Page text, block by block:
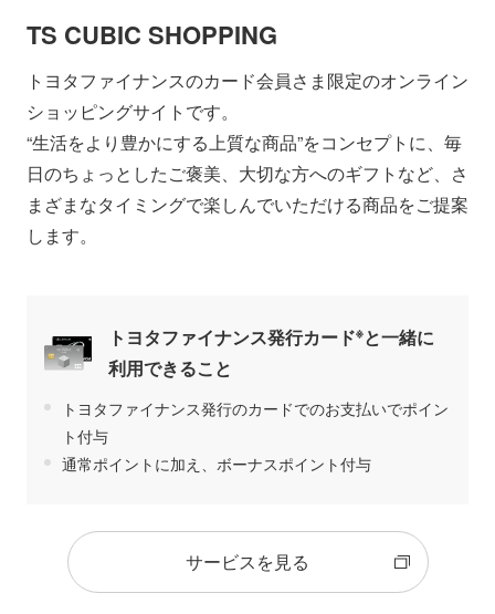
TS CUBIC SHOPPING
トヨタファイナンスのカード会員さま限定のオンライン
ショッピングサイトです。
“生活をより豊かにする上質な商品”をコンセプトに、毎
日のちょっとしたご褒美、大切な方へのギフトなど、さ
まざまなタイミングで楽しんでいただける商品をご提案
します。
トヨタファイナンス発行カード※と一緒に
利用できること
トヨタファイナンス発行のカードでのお支払いでポイン
ト付与
通常ポイントに加え、ボーナスポイント付与
サービスを見る